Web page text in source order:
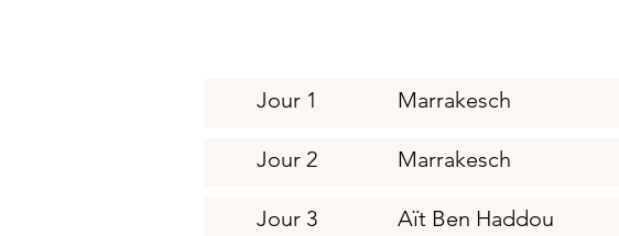
Jour 1 Marrakesch
Jour 2 Marrakesch
Jour 3 Aït Ben Haddou